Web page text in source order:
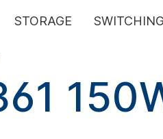
STORAGE